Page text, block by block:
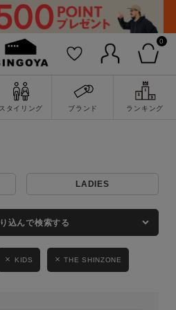
0
スタイリング ブランド ランキング
詳細検索
LADIES
込んで検索する
KIDS THE SHINZONE